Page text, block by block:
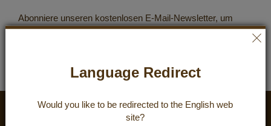
Abonniere unseren kostenlosen E-Mail-Newsletter, um
aktuelle Angebote zu erhalten. Sichere Dir Deinen 10 %-
Language Redirect
Would you like to be redirected to the English web
site?